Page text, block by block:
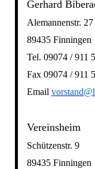
Gerhard
Alemannenstr. 27
89435 Finningen
Tel. 09074 / 911
Fax 09074 / 911
Email
Vereinsheim
Schützenstr. 9
89435 Finningen